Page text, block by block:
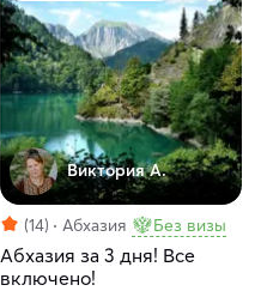
Виктория А.
(14) Абхазия Без визы
Абхазия за 3 дня! Все
включено!